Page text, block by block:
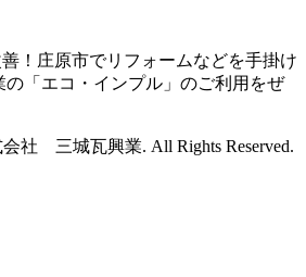
！庄原市でリフォームなどを手掛け
の「エコ・インプル」のご利用をぜ
会社 三城瓦興業. All Rights Reserved.